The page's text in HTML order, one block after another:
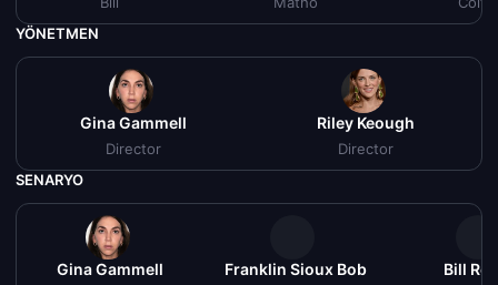
YÖNETMEN
Gina Gammell
Director
Riley Keough
Director
SENARYO
Gina Gammell Franklin Sioux Bob Bill